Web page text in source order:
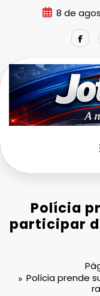
8 de
Polícia
participar
Polícia prende